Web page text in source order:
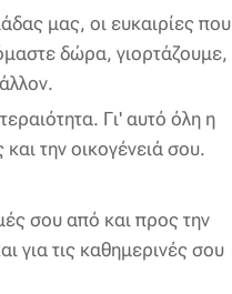
μας, οι ευκαιρίες που
δώρα, γιορτάζουμε,
Γι' αυτό όλη η
την οικογένειά σου.
σου από και προς την
για τις καθημερινές σου